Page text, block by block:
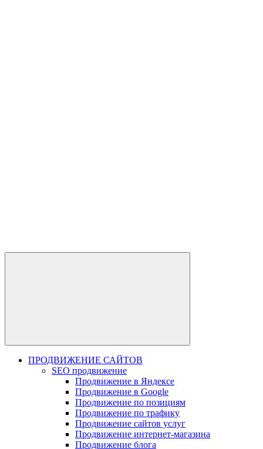
ПРОДВИЖЕНИЕ САЙТОВ
SEO продвижение
Продвижение в Яндексе
Продвижение в Google
Продвижение по позициям
Продвижение по трафику
Продвижение сайтов услуг
Продвижение интернет-магазина
Продвижение блога